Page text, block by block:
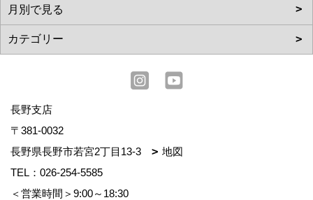
長野支店
〒381-0032
長野県長野市若宮2丁目13-3
地図
TEL： 026-254-5585
＜営業時間＞9:00～18:30